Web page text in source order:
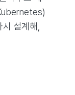
설계해,